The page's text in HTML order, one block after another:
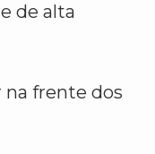
de alta
frente dos